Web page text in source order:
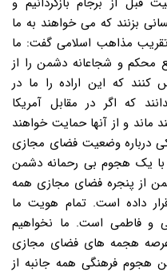
بزنند که می خواهند به ما
مذاهب اسلامی گفت: ما
محکم و شجاعانه دشمن را از
که این اراده را ما در
که اگر در مقابل آمریکا
ماند و از آنها حمایت خواهند
درباره وضعیت فضای مجازی
با یک هجوم بی رحمانه دشمن
از پنجره فضای مجازی همه
داده است. تمام هویت ما
و فاطمی است. ما نخواهیم
هجمه های فضای مجازی
هجوم فرهنگی همه جانبه از